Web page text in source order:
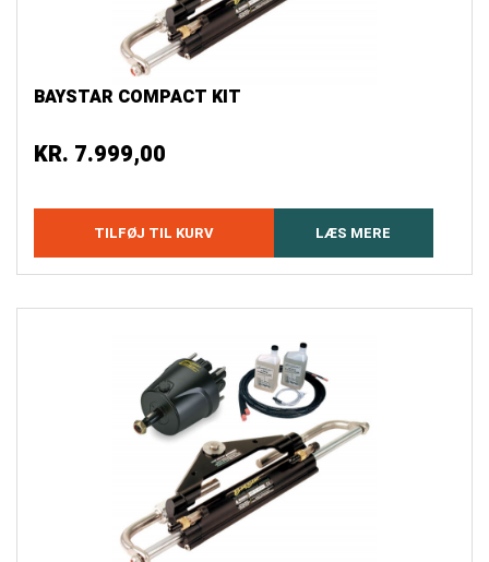
BAYSTAR COMPACT KIT
KR. 7.999,00
TILFØJ TIL KURV LÆS MERE